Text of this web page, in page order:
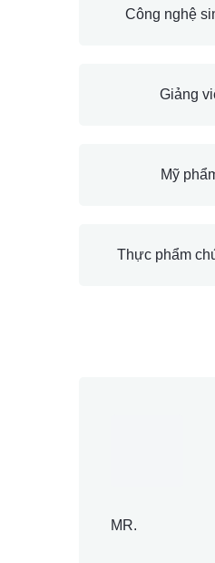
Công nghệ
Giảng
Mỹ
Thực phẩm
MR.